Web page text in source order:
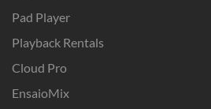
Pad Player
Playback Rentals
Cloud Pro
EnsaioMix